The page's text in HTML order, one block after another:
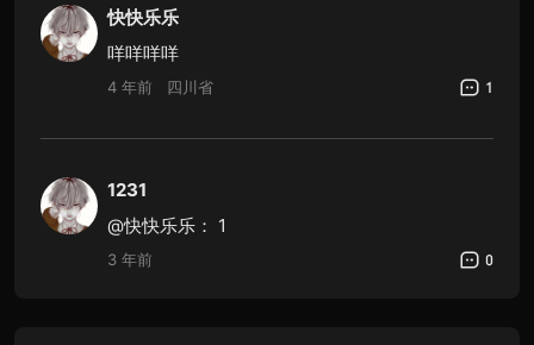
快快乐乐
咩咩咩咩
4 年前 四川省 1
1231
@快快乐乐： 1
3 年前 0